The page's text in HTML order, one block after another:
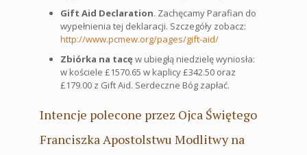
Gift Aid Declaration. Zachęcamy Parafian do
wypełnienia tej deklaracji. Szczegóły zobacz:
http://www.pcmew.org/pages/gift-aid/
Zbiórka na tacę w ubiegłą niedzielę wyniosła:
w kościele £1570.65 w kaplicy £342.50 oraz
£179.00 z Gift Aid. Serdeczne Bóg zapłać.
Intencje polecone przez Ojca Świętego
Franciszka Apostolstwu Modlitwy na